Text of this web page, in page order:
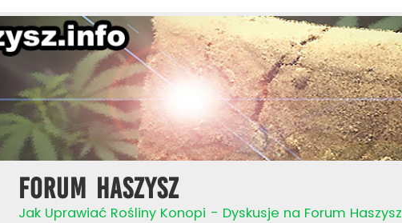
Forum Haszysz
Jak Uprawiać Rośliny Konopi - Dyskusje na Forum Haszysz